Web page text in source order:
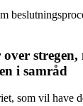
i samråd
som vil